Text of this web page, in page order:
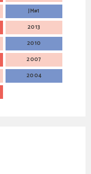
JM#1
2013
2010
2007
2004